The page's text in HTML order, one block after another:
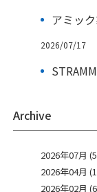
アミッ
2026/07/17
Archive
2026年07月
2026年04月
2026年02月